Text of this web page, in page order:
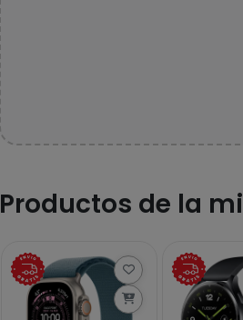
Productos de la